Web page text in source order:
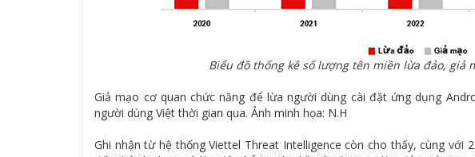
Biểu đồ thống kê số lượng tên miền lừa đảo, giả
Giả mạo cơ quan chức năng để lừa người dùng cài đặt ứng dụng
người dùng Việt thời gian qua. Ảnh minh họa: N.H
Ghi nhận từ hệ thống Viettel Threat Intelligence còn cho thấy, cùng với